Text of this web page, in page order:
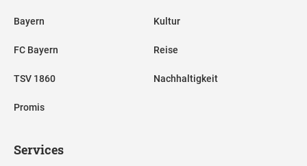
Bayern
FC Bayern
TSV 1860
Promis
Kultur
Reise
Nachhaltigkeit
Services